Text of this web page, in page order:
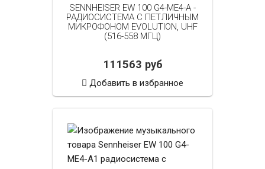
SENNHEISER EW 100 G4-ME4-A -
РАДИОСИСТЕМА С ПЕТЛИЧНЫМ
МИКРОФОНОМ EVOLUTION, UHF
(516-558 МГЦ)
111563 руб
Добавить в избранное